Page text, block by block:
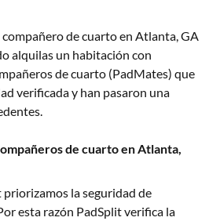
de cuarto en Atlanta, GA
alquilas un habitación con
de cuarto (PadMates) que
verificada y han pasaron una
de cuarto en Atlanta,
la seguridad de
esta razón PadSplit verifica la